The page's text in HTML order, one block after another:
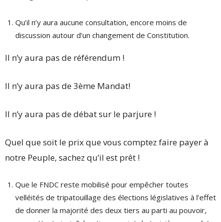
Qu’il n’y aura aucune consultation, encore moins de
discussion autour d’un changement de Constitution.
Il n’y aura pas de référendum !
Il n’y aura pas de 3ème Mandat!
Il n’y aura pas de débat sur le parjure !
Quel que soit le prix que vous comptez faire payer à
notre Peuple, sachez qu’il est prêt !
Que le FNDC reste mobilisé pour empêcher toutes
velléités de tripatouillage des élections législatives à l’effet
de donner la majorité des deux tiers au parti au pouvoir,